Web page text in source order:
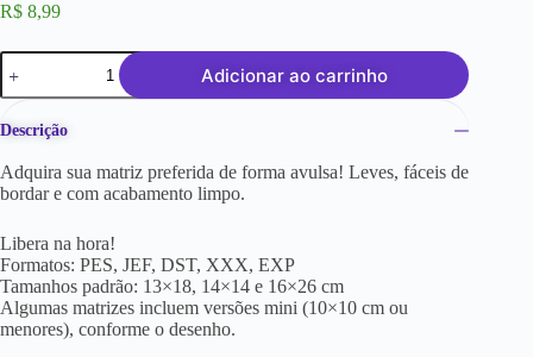
R$ 8,99
Adicionar ao carrinho
Descrição
Adquira sua matriz preferida de forma avulsa! Leves, fáceis de
bordar e com acabamento limpo.
Libera na hora!
Formatos: PES, JEF, DST, XXX, EXP
Tamanhos padrão: 13×18, 14×14 e 16×26 cm
Algumas matrizes incluem versões mini (10×10 cm ou
menores), conforme o desenho.